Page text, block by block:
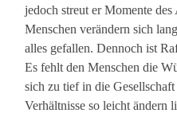
jedoch streut er Momente
Menschen verändern sich
alles gefallen. Dennoch ist
Es fehlt den Menschen die
sich zu tief in die Gesellschaft
Verhältnisse so leicht ändern